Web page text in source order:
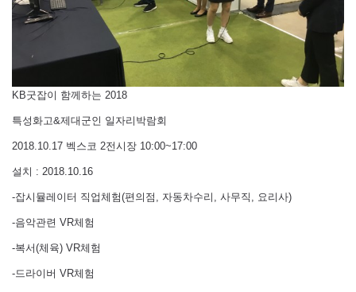
KB굿잡이 함께하는 2018
특성화고&제대군인 일자리박람회
2018.10.17 벡스코 2전시장 10:00~17:00
설치 : 2018.10.16
-잡시뮬레이터 직업체험(편의점, 자동차수리, 사무직, 요리사)
-음악관련 VR체험
-복서(체육) VR체험
-드라이버 VR체험